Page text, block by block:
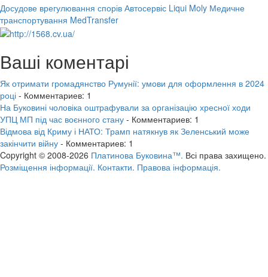
Досудове врегулювання спорів Автосервіс Liqui Moly Медичне
транспортування MedTransfer
Ваші коментарі
Як отримати громадянство Румунії: умови для оформлення в 2024
році - Комментариев: 1
На Буковині чоловіка оштрафували за організацію хресної ходи
УПЦ МП під час воєнного стану - Комментариев: 1
Відмова від Криму і НАТО: Трамп натякнув як Зеленський може
закінчити війну - Комментариев: 1
Copyright © 2008-2026 Платинова Буковина™. Всі права захищено.
Розміщення інформації. Контакти. Правова інформація.